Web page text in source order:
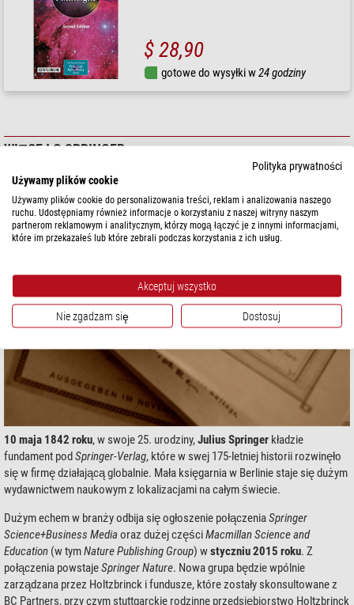
$ 28,90
gotowe do wysyłki w24 godziny
WIĘCEJ O SPRINGER
10 maja 1842 roku, w swoje 25. urodziny,Julius Springer kładzie
fundament podSpringer-Verlag, które w swej 175-letniej historii rozwinęło
się w firmę działającą globalnie. Mała księgarnia w Berlinie staje się dużym
wydawnictwem naukowym z lokalizacjami na całym świecie.
Dużym echem w branży odbija się ogłoszenie połączeniaSpringer
Science+Business Mediaoraz dużej częściMacmillan Science and
Education (w tymNature Publishing Group) wstyczniu 2015 roku. Z
połączenia powstajeSpringer Nature. Nowa grupa będzie wpólnie
zarządzana przez Holtzbrinck i fundusze, które zostały skonsultowane z
BC Partners, przy czym stuttgarckie rodzinne przedsiębiorstwo Holtzbrinck
Polityka prywatności
Używamy plików cookie
Używamy plików cookie do personalizowania treści, reklam i analizowania naszego
ruchu. Udostępniamy również informacje o korzystaniu z naszej witryny naszym
partnerom reklamowym i analitycznym, którzy mogą łączyć je z innymi informacjami,
które im przekazałeś lub które zebrali podczas korzystania z ich usług.
Akceptuj wszystko
Nie zgadzam się Dostosuj